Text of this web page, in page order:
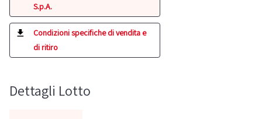
S.p.A.
Condizioni specifiche di vendita e
di ritiro
Dettagli Lotto